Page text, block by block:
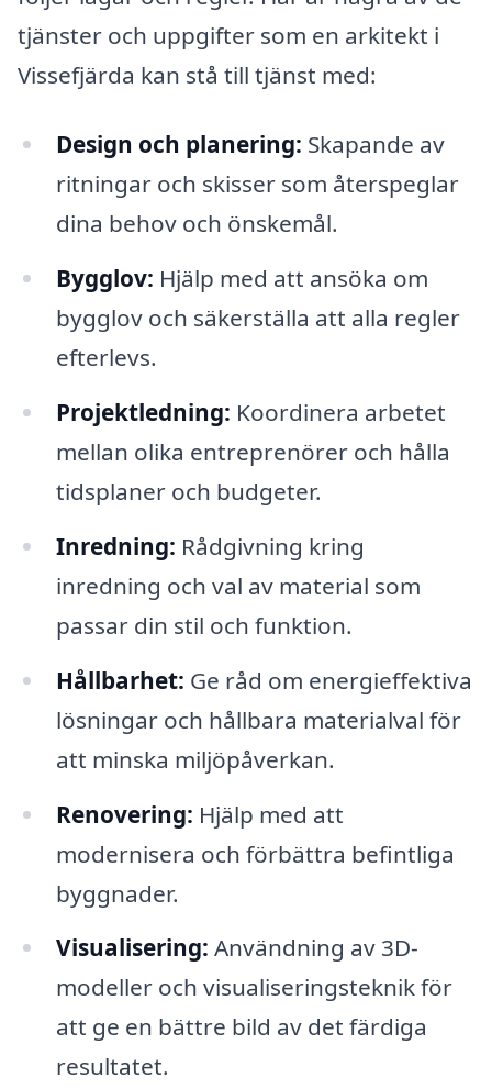
tjänster och uppgifter som en arkitekt i
Vissefjärda kan stå till tjänst med:
Design och planering: Skapande av
ritningar och skisser som återspeglar
dina behov och önskemål.
Bygglov: Hjälp med att ansöka om
bygglov och säkerställa att alla regler
efterlevs.
Projektledning: Koordinera arbetet
mellan olika entreprenörer och hålla
tidsplaner och budgeter.
Inredning: Rådgivning kring
inredning och val av material som
passar din stil och funktion.
Hållbarhet: Ge råd om energieffektiva
lösningar och hållbara materialval för
att minska miljöpåverkan.
Renovering: Hjälp med att
modernisera och förbättra befintliga
byggnader.
Visualisering: Användning av 3D-
modeller och visualiseringsteknik för
att ge en bättre bild av det färdiga
resultatet.